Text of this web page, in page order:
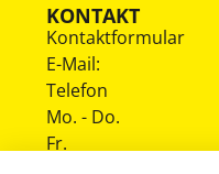
KONTAKT
Kontaktformular
E-Mail:
Telefon
Mo. - Do.
Fr.